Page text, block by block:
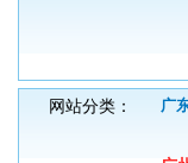
网站分类： 广